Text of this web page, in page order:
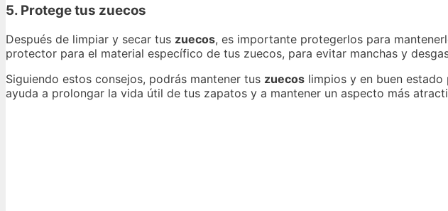
5. Protege tus zuecos
Después de limpiar y secar tus zuecos, es importante protegerlos para
protector para el material específico de tus zuecos, para evitar manchas y
Siguiendo estos consejos, podrás mantener tus zuecos limpios y en buen
ayuda a prolongar la vida útil de tus zapatos y a mantener un aspecto más